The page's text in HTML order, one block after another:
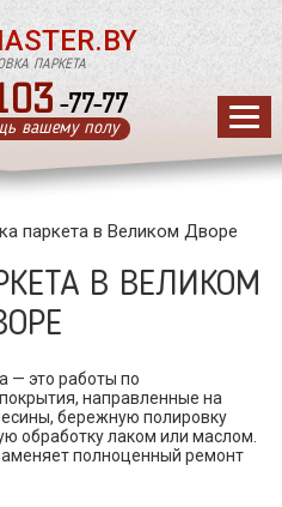
ПАРКЕТА
-77-77
вашему полу
паркета в Великом Дворе
В ВЕЛИКОМ
— это работы по
направленные на
бережную полировку
обработку лаком или маслом.
полноценный ремонт